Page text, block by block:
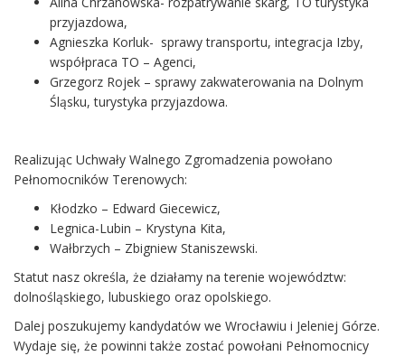
przyjazdowa,
Agnieszka Korluk- sprawy transportu, integracja Izby,
współpraca TO – Agenci,
Grzegorz Rojek – sprawy zakwaterowania na Dolnym
Śląsku, turystyka przyjazdowa.
Realizując Uchwały Walnego Zgromadzenia powołano
Pełnomocników Terenowych:
Kłodzko – Edward Giecewicz,
Legnica-Lubin – Krystyna Kita,
Wałbrzych – Zbigniew Staniszewski.
Statut nasz określa, że działamy na terenie województw:
dolnośląskiego, lubuskiego oraz opolskiego.
Dalej poszukujemy kandydatów we Wrocławiu i Jeleniej Górze.
Wydaje się, że powinni także zostać powołani Pełnomocnicy